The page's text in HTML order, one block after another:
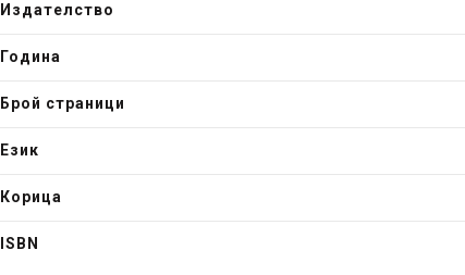
Издателство
Година
Брой страници
Език
Корица
ISBN